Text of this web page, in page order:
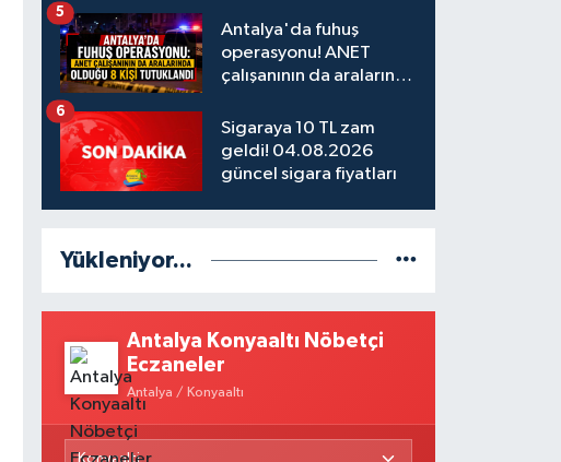
Antalya'da fuhuş
operasyonu! ANET
çalışanının da aralarında
5
Sigaraya 10 TL zam
geldi! 04.08.2026
güncel sigara fiyatları
6
Yükleniyor...
Antalya Konyaaltı Nöbetçi
Eczaneler
Antalya / Konyaaltı